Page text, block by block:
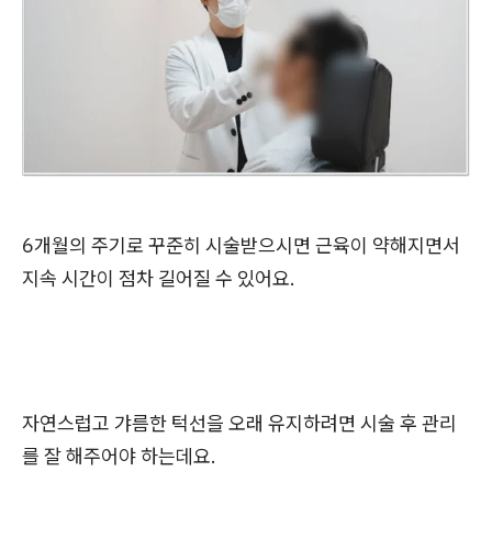
6개월의 주기로 꾸준히 시술받으시면 근육이 약해지면서
지속 시간이 점차 길어질 수 있어요.
자연스럽고 갸름한 턱선을 오래 유지하려면 시술 후 관리
를 잘 해주어야 하는데요.